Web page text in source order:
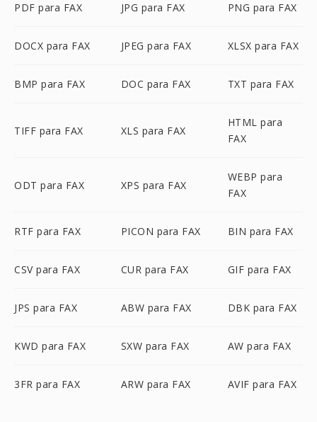
PDF para FAX JPG para FAX PNG para FAX
DOCX para FAX JPEG para FAX XLSX para FAX
BMP para FAX DOC para FAX TXT para FAX
TIFF para FAX XLS para FAX
HTML para
FAX
ODT para FAX XPS para FAX
WEBP para
FAX
RTF para FAX PICON para FAX BIN para FAX
CSV para FAX CUR para FAX GIF para FAX
JPS para FAX ABW para FAX DBK para FAX
KWD para FAX SXW para FAX AW para FAX
3FR para FAX ARW para FAX AVIF para FAX